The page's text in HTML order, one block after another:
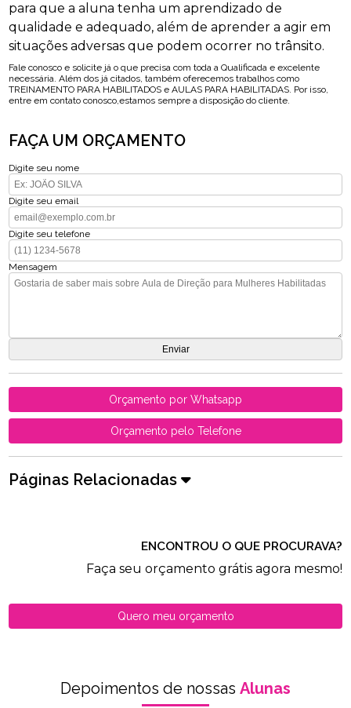
para que a aluna tenha um aprendizado de
qualidade e adequado, além de aprender a agir em
situações adversas que podem ocorrer no trânsito.
Fale conosco e solicite já o que precisa com toda a Qualificada e excelente
necessária. Além dos já citados, também oferecemos trabalhos como
TREINAMENTO PARA HABILITADOS e AULAS PARA HABILITADAS. Por isso,
entre em contato conosco,estamos sempre a disposição do cliente.
FAÇA UM ORÇAMENTO
Digite seu nome
Digite seu email
Digite seu telefone
Mensagem
Orçamento por Whatsapp
Orçamento pelo Telefone
Páginas Relacionadas
ENCONTROU O QUE PROCURAVA?
Faça seu orçamento grátis agora mesmo!
Quero meu orçamento
Depoimentos de nossas Alunas